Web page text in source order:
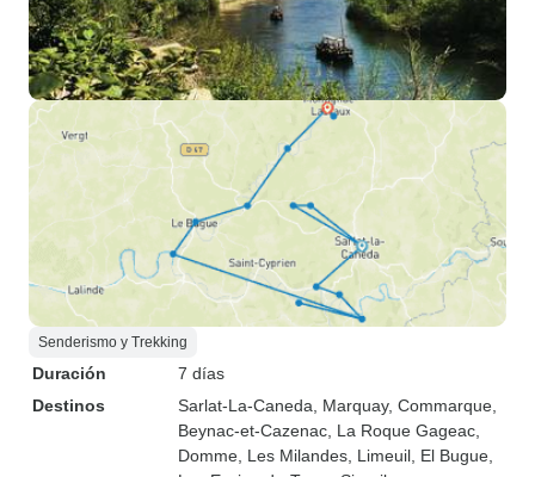
Senderismo y Trekking
Duración
7 días
Destinos
Sarlat-La-Caneda , Marquay, Commarque
Beynac-et-Cazenac , La Roque Gageac
Domme , Les Milandes , Limeuil , El Bugue